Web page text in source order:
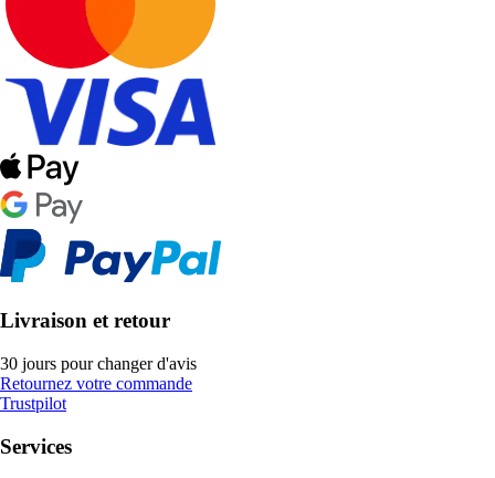
Livraison et retour
30 jours pour changer d'avis
Retournez votre commande
Trustpilot
Services